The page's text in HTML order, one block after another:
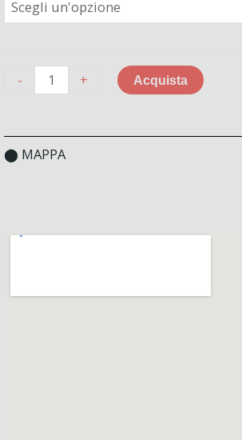
- + Acquista
⬤ MAPPA